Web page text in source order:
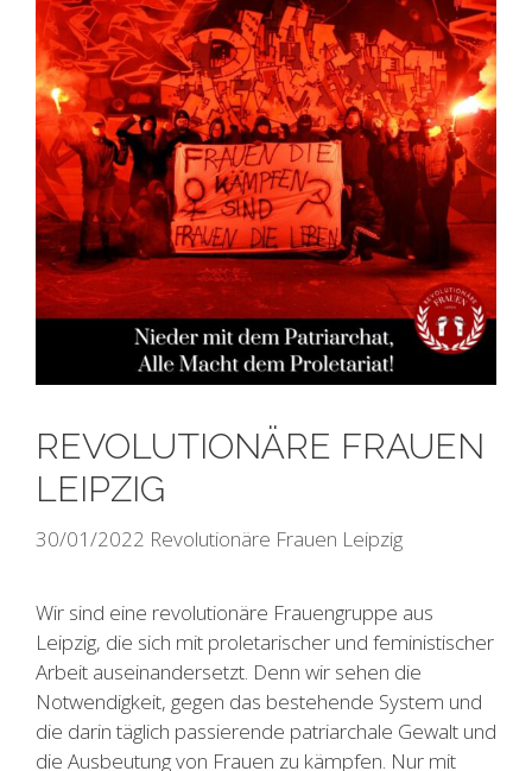
REVOLUTIONÄRE FRAUEN
LEIPZIG
30/01/2022 Revolutionäre Frauen Leipzig
Wir sind eine revolutionäre Frauengruppe aus
Leipzig, die sich mit proletarischer und feministischer
Arbeit auseinandersetzt. Denn wir sehen die
Notwendigkeit, gegen das bestehende System und
die darin täglich passierende patriarchale Gewalt und
die Ausbeutung von Frauen zu kämpfen. Nur mit